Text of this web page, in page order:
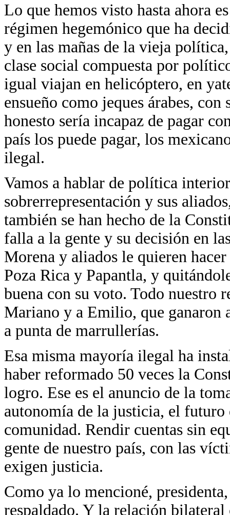
Lo que hemos visto hasta ahora
régimen hegemónico que ha
y en las mañas de la vieja
clase social compuesta por
igual viajan en helicóptero, en
ensueño como jeques árabes,
honesto sería incapaz de pagar
país los puede pagar, los
ilegal.
Vamos a hablar de política
sobrerrepresentación y sus
también se han hecho de la
falla a la gente y su decisión en
Morena y aliados le quieren
Poza Rica y Papantla, y
buena con su voto. Todo nuestro
Mariano y a Emilio, que ganaron
a punta de marrullerías.
Esa misma mayoría ilegal ha
haber reformado 50 veces la
logro. Ese es el anuncio de la
autonomía de la justicia, el futuro
comunidad. Rendir cuentas sin
gente de nuestro país, con las
exigen justicia.
Como ya lo mencioné,
respaldado. Y la relación